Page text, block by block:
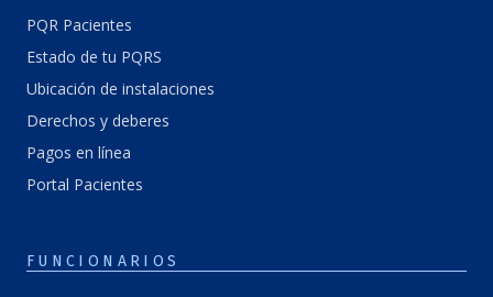
PQR Pacientes
Estado de tu PQRS
Ubicación de instalaciones
Derechos y deberes
Pagos en línea
Portal Pacientes
FUNCIONARIOS